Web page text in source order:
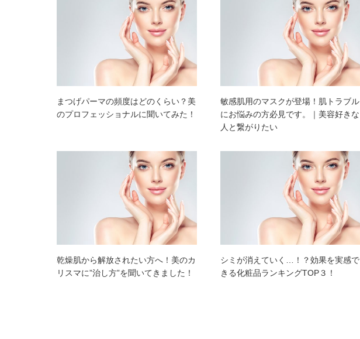
まつげパーマの頻度はどのくらい？美
のプロフェッショナルに聞いてみた！
敏感肌用のマスクが登場！肌トラブル
にお悩みの方必見です。｜美容好きな
人と繋がりたい
乾燥肌から解放されたい方へ！美のカ
リスマに”治し方”を聞いてきました！
シミが消えていく…！？効果を実感で
きる化粧品ランキングTOP３！